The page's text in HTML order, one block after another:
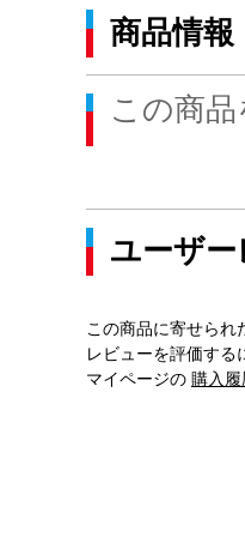
商品情報
この商
ユーザ
この商品に寄せられ
レビューを評価する
マイページの 購入履